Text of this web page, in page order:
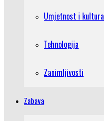
Umjetnost i kultura
Tehnologija
Zanimljivosti
Zabava